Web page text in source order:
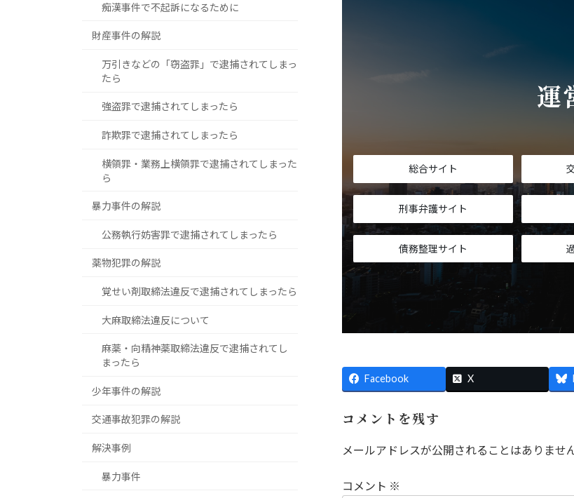
運
総合サイト
刑事弁護サイト
債務整理サイト
Facebook X
コメントを残す
メールアドレスが公開されることはありません
コメント ※
痴漢事件で不起訴になるために
財産事件の解説
万引きなどの「窃盗罪」で逮捕されてしまっ
たら
強盗罪で逮捕されてしまったら
詐欺罪で逮捕されてしまったら
横領罪・業務上横領罪で逮捕されてしまった
ら
暴力事件の解説
公務執行妨害罪で逮捕されてしまったら
薬物犯罪の解説
覚せい剤取締法違反で逮捕されてしまったら
大麻取締法違反について
麻薬・向精神薬取締法違反で逮捕されてし
まったら
少年事件の解説
交通事故犯罪の解説
解決事例
暴力事件